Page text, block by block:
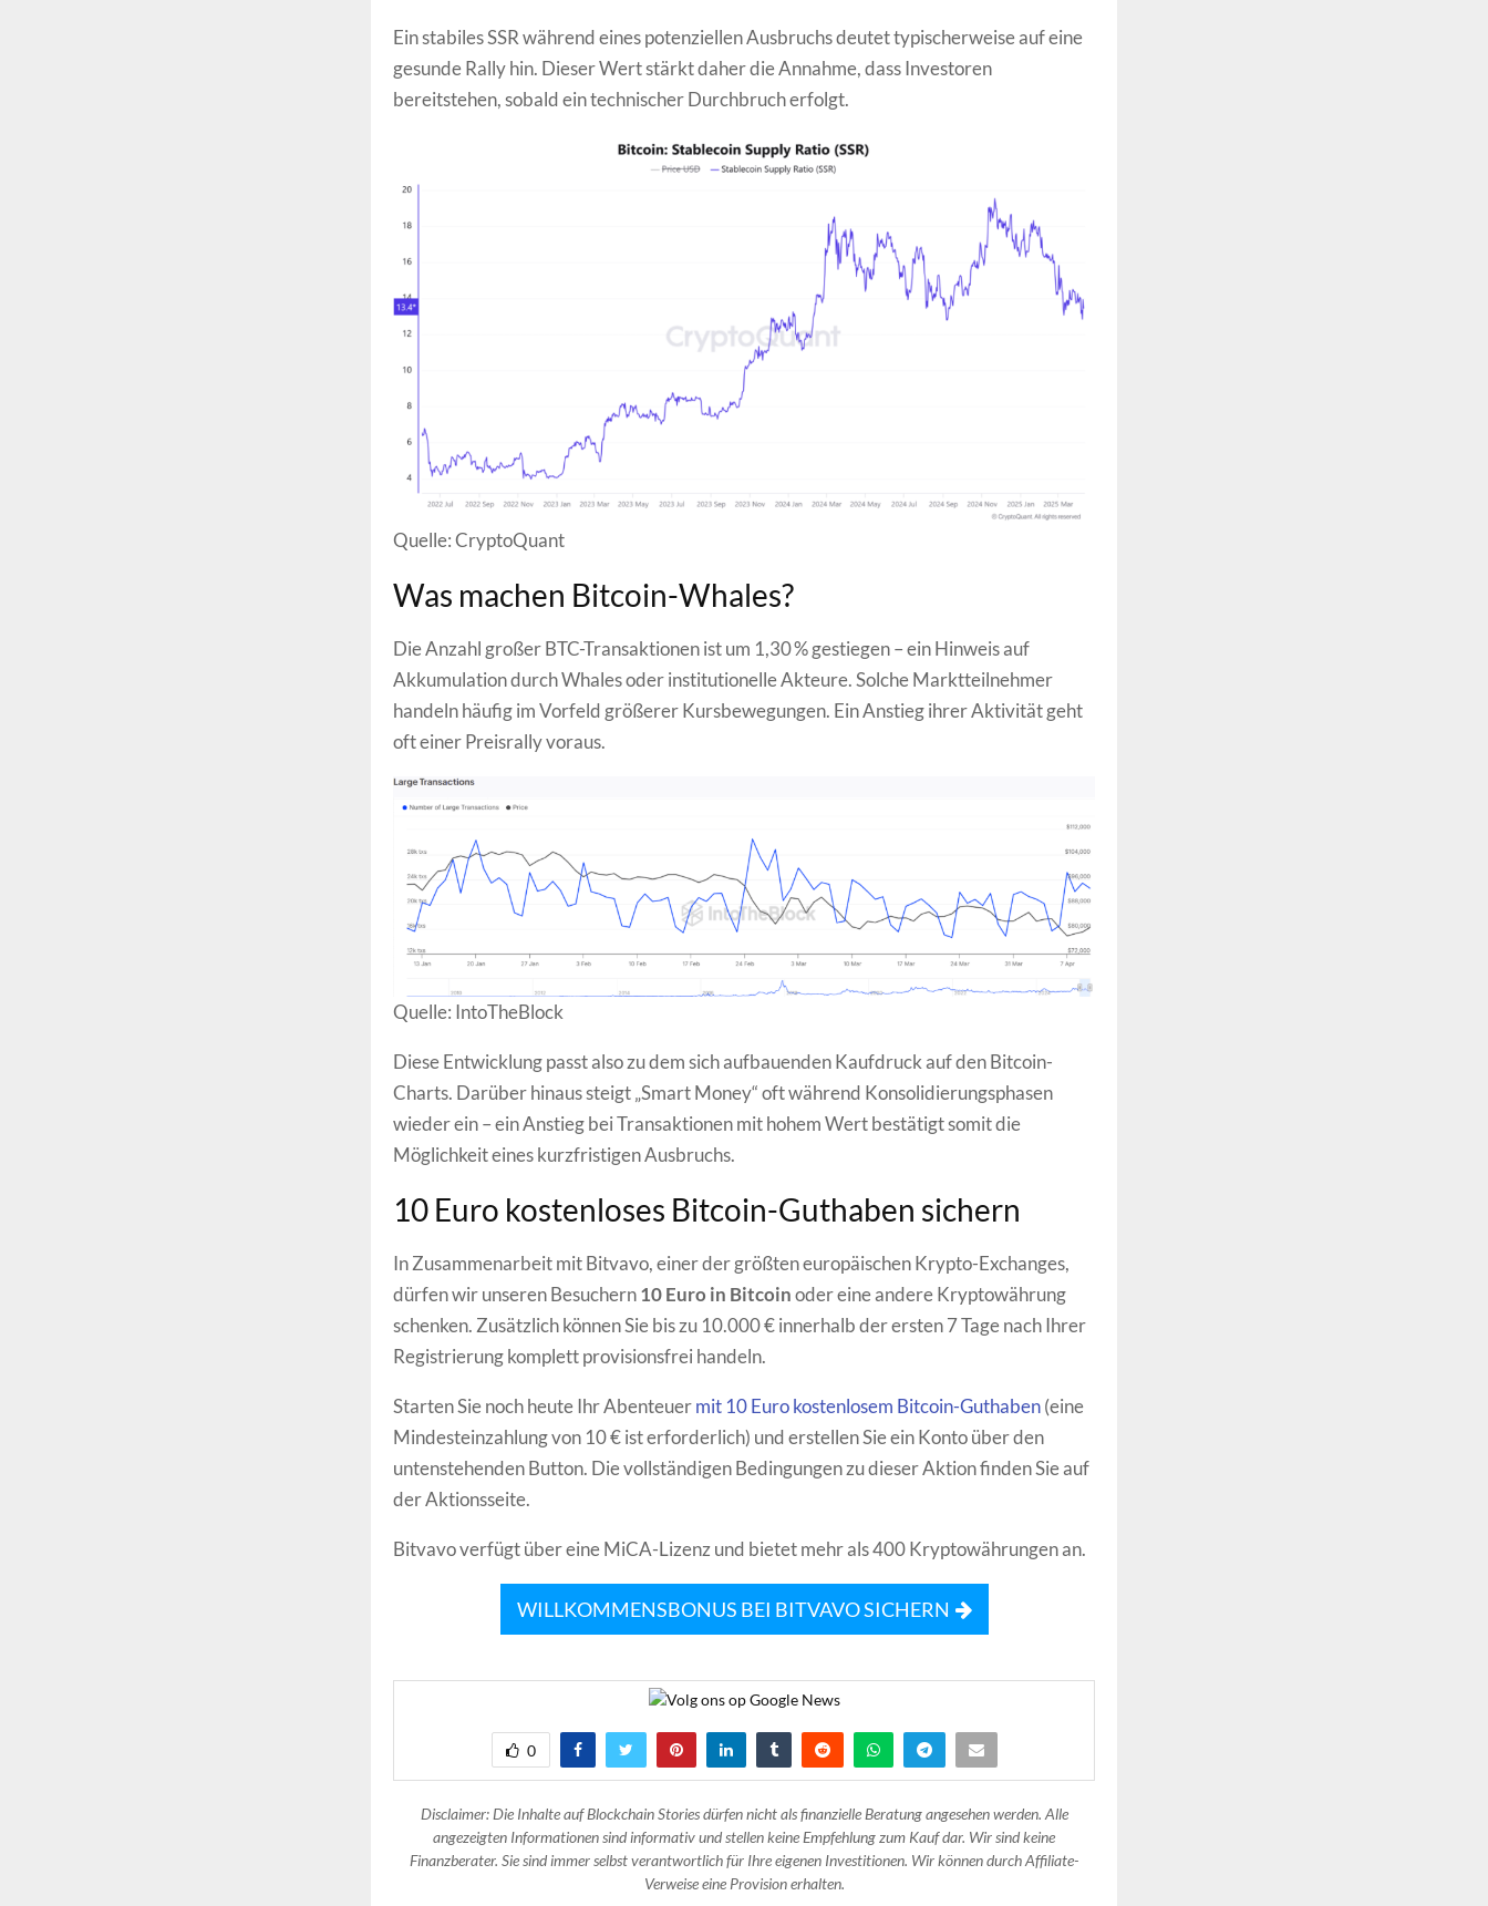
Ein stabiles SSR während eines potenziellen Ausbruchs deutet typischerweise auf eine
gesunde Rally hin. Dieser Wert stärkt daher die Annahme, dass Investoren
bereitstehen, sobald ein technischer Durchbruch erfolgt.
Quelle: CryptoQuant
Was machen Bitcoin-Whales?
Die Anzahl großer BTC-Transaktionen ist um 1,30 % gestiegen – ein Hinweis auf
Akkumulation durch Whales oder institutionelle Akteure. Solche Marktteilnehmer
handeln häufig im Vorfeld größerer Kursbewegungen. Ein Anstieg ihrer Aktivität geht
oft einer Preisrally voraus.
Quelle: IntoTheBlock
Diese Entwicklung passt also zu dem sich aufbauenden Kaufdruck auf den Bitcoin-
Charts. Darüber hinaus steigt „Smart Money“ oft während Konsolidierungsphasen
wieder ein – ein Anstieg bei Transaktionen mit hohem Wert bestätigt somit die
Möglichkeit eines kurzfristigen Ausbruchs.
10 Euro kostenloses Bitcoin-Guthaben sichern
In Zusammenarbeit mit Bitvavo, einer der größten europäischen Krypto-Exchanges,
dürfen wir unseren Besuchern10 Euro in Bitcoinoder eine andere Kryptowährung
schenken. Zusätzlich können Sie bis zu 10.000 € innerhalb der ersten 7 Tage nach Ihrer
Registrierung komplett provisionsfrei handeln.
Starten Sie noch heute Ihr Abenteuermit 10 Euro kostenlosem Bitcoin-Guthaben(eine
Mindesteinzahlung von 10 € ist erforderlich) und erstellen Sie ein Konto über den
untenstehenden Button. Die vollständigen Bedingungen zu dieser Aktion finden Sie auf
der Aktionsseite.
Bitvavo verfügt über eine MiCA-Lizenz und bietet mehr als 400 Kryptowährungen an.
WILLKOMMENSBONUS BEI BITVAVO SICHERN
0
Disclaimer: Die Inhalte auf Blockchain Stories dürfen nicht als finanzielle Beratung angesehen werden. Alle
angezeigten Informationen sind informativ und stellen keine Empfehlung zum Kauf dar. Wir sind keine
Finanzberater. Sie sind immer selbst verantwortlich für Ihre eigenen Investitionen. Wir können durch Affiliate-
Verweise eine Provision erhalten.